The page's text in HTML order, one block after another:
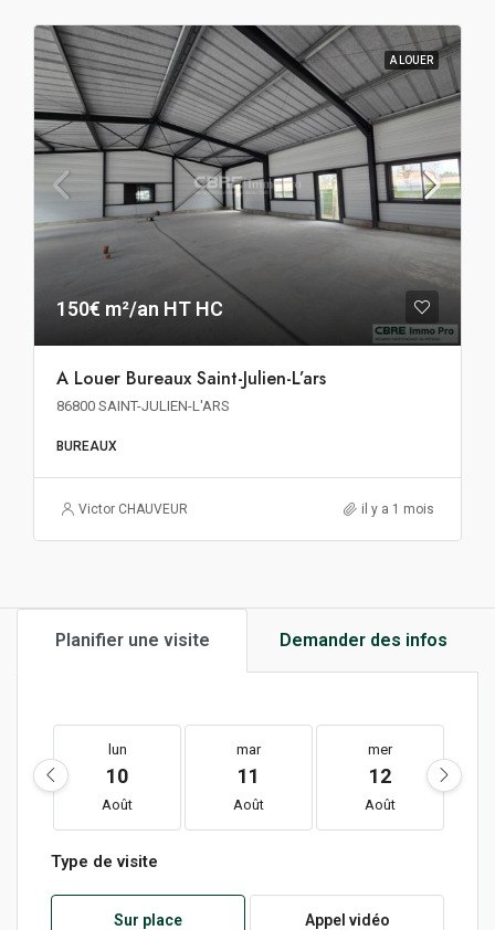
A LOUER
150€ m²/an HT HC
A Louer Bureaux Saint-Julien-L’ars
86800 SAINT-JULIEN-L'ARS
BUREAUX
Victor CHAUVEUR il y a 1 mois
Planifier une visite Demander des infos
lun
10
Août
mar
11
Août
mer
12
Août
Type de visite
Sur place Appel vidéo